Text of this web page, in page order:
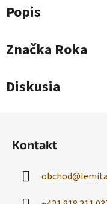
Popis
Značka Roka
Diskusia
Kontakt
obchod@